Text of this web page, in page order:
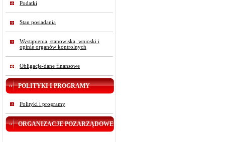
Podatki
Stan posiadania
Wystąpienia, stanowiska, wnioski i
opinie organów kontrolnych
Obligacje-dane finansowe
POLITYKI I PROGRAMY
Polityki i programy
ORGANIZACJE POZARZĄDOWE